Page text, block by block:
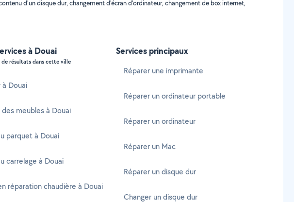
d'un disque dur, changement d'écran d'ordinateur, changement de box internet,
à Douai
de résultats dans cette ville
à Douai
meubles à Douai
parquet à Douai
carrelage à Douai
réparation chaudière à Douai
Services principaux
Réparer une imprimante
Réparer un ordinateur portable
Réparer un ordinateur
Réparer un Mac
Réparer un disque dur
Changer un disque dur